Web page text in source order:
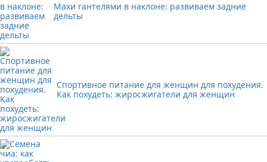
Махи гантелями в наклоне: развиваем задние
дельты
Спортивное питание для женщин для похудения.
Как похудеть: жиросжигатели для женщин